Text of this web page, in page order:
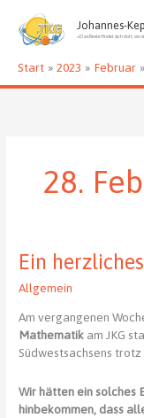
Inhalt
springen
Johannes-
»Das Beste findet sich dort, wo
Start 2023 Februar
28.
Ein
Allgemein
Am vergangenen
Mathematik am JKG
Südwestsachsens
Wir hätten ein solches
hinbekommen, dass